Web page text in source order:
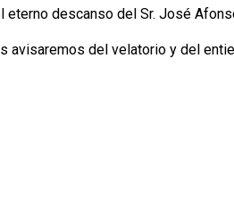
eterno descanso del Sr. José
avisaremos del velatorio y del